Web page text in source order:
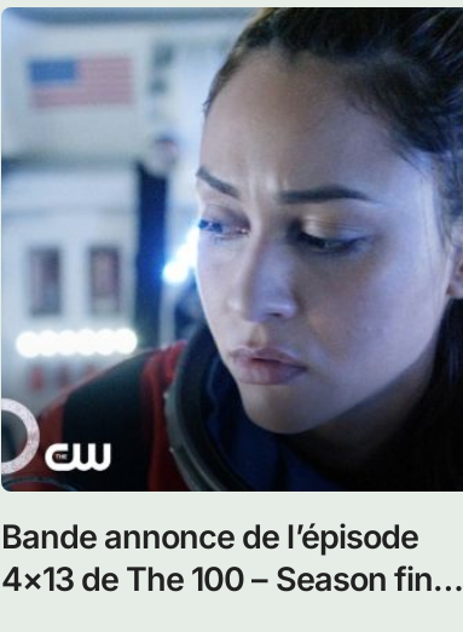
Bande annonce de l’épisode
4×13 de The 100 – Season finale